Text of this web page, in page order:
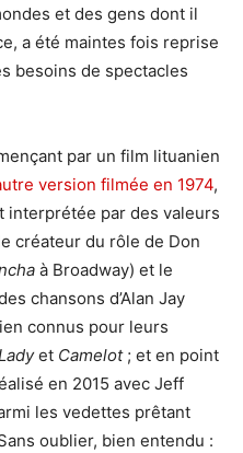
et des gens dont il
a été maintes fois reprise
besoins de spectacles
par un film lituanien
version filmée en 1974,
interprétée par des valeurs
créateur du rôle de Don
à Broadway) et le
chansons d’Alan Jay
connus pour leurs
et Camelot; et en point
en 2015 avec Jeff
les vedettes prêtant
oublier, bien entendu :